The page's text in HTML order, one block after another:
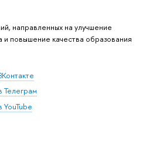
направленных на улучшение
и повышение качества образования
Телеграм